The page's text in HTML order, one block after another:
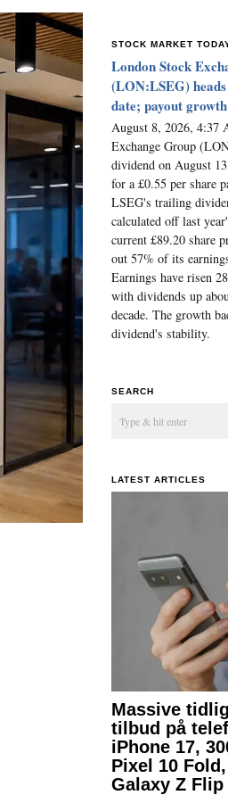
STOCK MARKET
London Stock
(LON:LSEG)
date; payout
August 8, 2026, 4:37
Exchange Group
dividend on August
for a £0.55 per share
LSEG's trailing
calculated off last
current £89.20 share
out 57% of its
Earnings have risen
with dividends up
decade. The growth
dividend's stability.
SEARCH
LATEST ARTICLES
Massive
tilbud på
iPhone 17,
Pixel 10
Galaxy Z